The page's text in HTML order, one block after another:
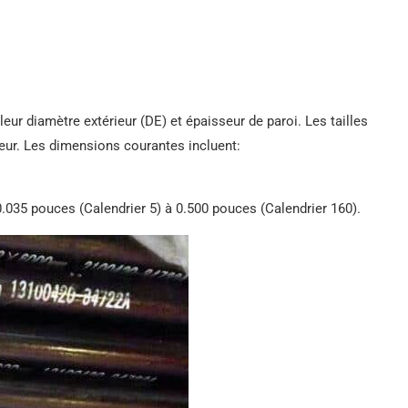
diamètre extérieur (DE) et épaisseur de paroi. Les tailles
Les dimensions courantes incluent:
pouces (Calendrier 5) à 0.500 pouces (Calendrier 160).